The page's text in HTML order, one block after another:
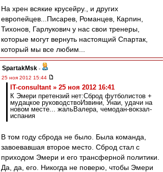
На хрен всякие крусейру., и других
европейцев...Писарев, Романцев, Карпин,
Тихонов, Гарлукович у нас свои тренеры,
которые могут вернуть настоящий Спартак,
который мы все любим...
SpartakMsk -
25 ноя 2012 15:44
IT-consultant » 25 ноя 2012 16:41
К Эмери претензий нет:Сброд футболистов +
мудацкое руководствоИзвини, Унаи, удачи на
новом месте... жальВалера, чемодан-вокзал-
испания
В том году сброда не было. Была команда,
завоевавшая второе место. Сброд стал с
приходом Эмери и его трансферной политики.
Да, да, его. Никогда не поверю, чтобы Эмери